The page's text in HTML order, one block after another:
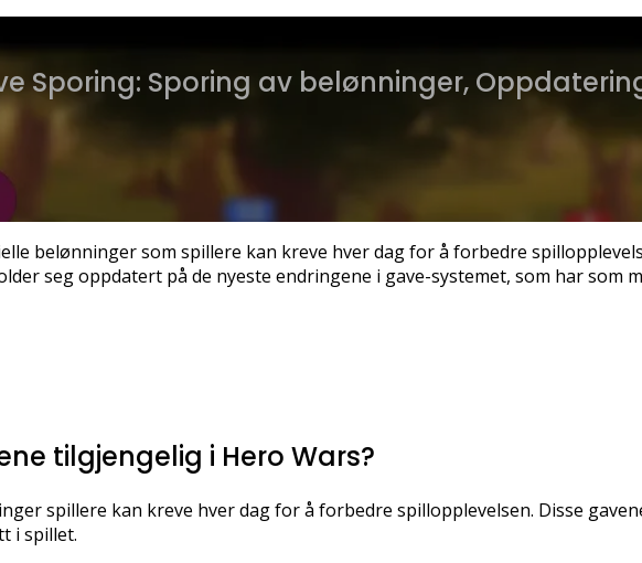
Sporing: Sporing av belønninger,
belønninger som spillere kan kreve hver dag for å forbedre
seg oppdatert på de nyeste endringene i gave-systemet, som har som
tilgjengelig i Hero Wars?
spillere kan kreve hver dag for å forbedre spillopplevelsen. Disse
i spillet.